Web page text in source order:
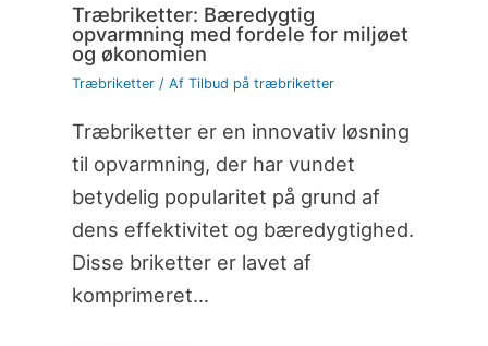
Træbriketter: Bæredygtig
opvarmning med fordele for miljøet
og økonomien
Træbriketter/ Af Tilbud på træbriketter
Træbriketter er en innovativ løsning
til opvarmning, der har vundet
betydelig popularitet på grund af
dens effektivitet og bæredygtighed.
Disse briketter er lavet af
komprimeret…